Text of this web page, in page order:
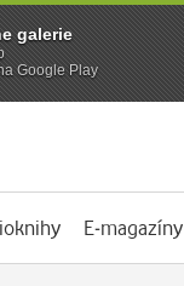
E-magazíny
galerie
Google Play